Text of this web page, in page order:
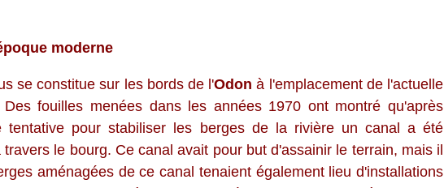
moderne
se constitue sur les bords de l'Odon à l'emplacement de l'actuelle
fouilles menées dans les années 1970 ont montré qu'après
tentative pour stabiliser les berges de la rivière un canal a été
le bourg. Ce canal avait pour but d'assainir le terrain, mais il
aménagées de ce canal tenaient également lieu d'installations